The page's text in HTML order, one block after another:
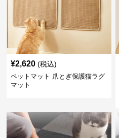
¥2,620 (税込)
ペットマット 爪とぎ保護猫ラグ
マット